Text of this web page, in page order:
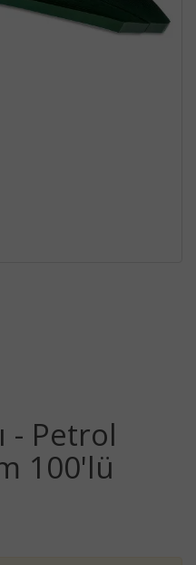
- Petrol
100'lü